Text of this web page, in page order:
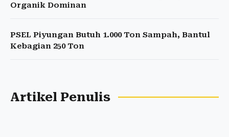
Organik Dominan
PSEL Piyungan Butuh 1.000 Ton Sampah, Bantul
Kebagian 250 Ton
Artikel Penulis